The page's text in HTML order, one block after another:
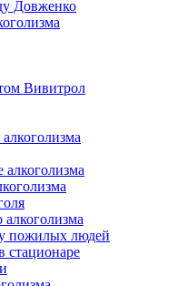
Довженко
Вивитрол
алкоголизма
пожилых людей
стационаре